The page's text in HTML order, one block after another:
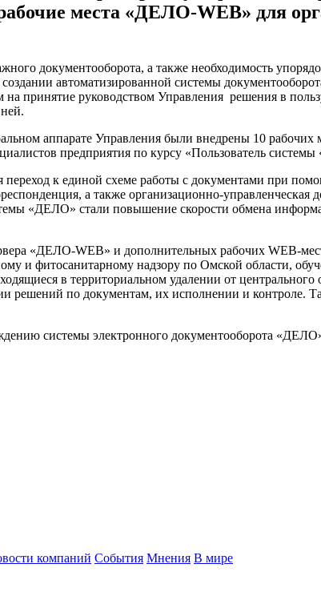
места «ДЕЛО-WEB» для
документооборота, а также необходимость
автоматизированной системы
руководством Управления решения в
аппарате Управления были внедрены 10
предприятия по курсу «Пользователь
переход к единой схеме работы с документами при
а также организационно-
«ДЕЛО» стали повышение скорости обмена
«ДЕЛО-WEB» и дополнительных рабочих WEB-
и фитосанитарному надзору по Омской области,
в территориальном удалении от
решений по документам, их исполнении и
системы электронного документооборота
компаний События Мнения В мире